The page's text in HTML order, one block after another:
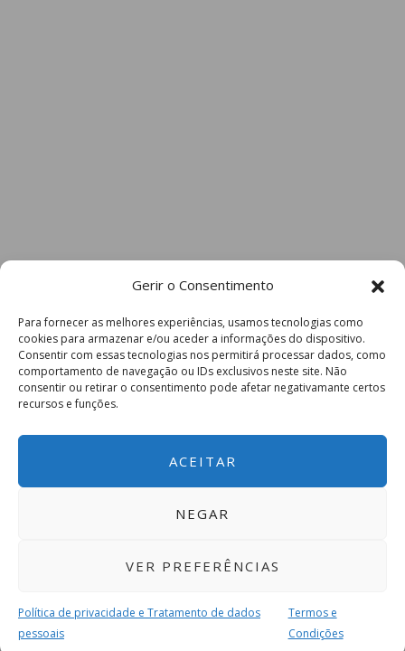
Gerir o Consentimento
Para fornecer as melhores experiências, usamos tecnologias como
cookies para armazenar e/ou aceder a informações do dispositivo.
Consentir com essas tecnologias nos permitirá processar dados, como
comportamento de navegação ou IDs exclusivos neste site. Não
consentir ou retirar o consentimento pode afetar negativamante certos
recursos e funções.
ACEITAR
NEGAR
VER PREFERÊNCIAS
Política de privacidade e Tratamento de dados
pessoais
Termos e
Condições